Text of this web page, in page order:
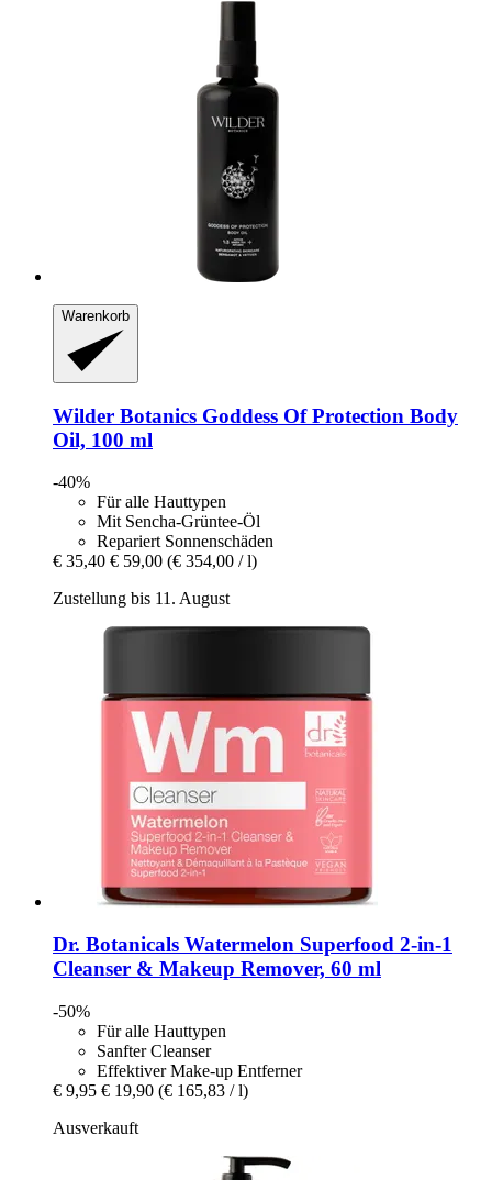
Warenkorb
Wilder Botanics Goddess Of Protection Body
Oil, 100 ml
-40%
Für alle Hauttypen
Mit Sencha-Grüntee-Öl
Repariert Sonnenschäden
€ 35,40 € 59,00 (€ 354,00 / l)
Zustellung bis 11. August
Dr. Botanicals Watermelon Superfood 2-​in-​1
Cleanser & Makeup Remover, 60 ml
-50%
Für alle Hauttypen
Sanfter Cleanser
Effektiver Make-up Entferner
€ 9,95 € 19,90 (€ 165,83 / l)
Ausverkauft